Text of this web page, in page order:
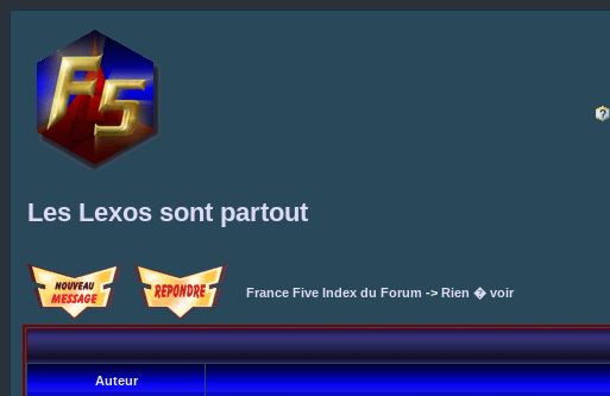
Les Lexos sont partout
France Five Index du Forum -> Rien � voir
Auteur